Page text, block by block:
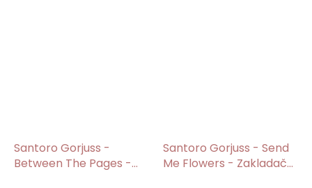
Santoro Gorjuss -
Between The Pages -
Santoro Gorjuss - Send
Me Flowers - Zakladač